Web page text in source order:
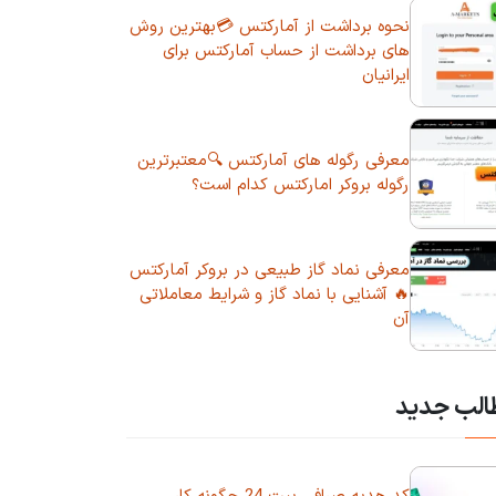
نحوه برداشت از آمارکتس 💳بهترین روش
های برداشت از حساب آمارکتس برای
ایرانیان
معرفی رگوله های آمارکتس 🔍معتبرترین
رگوله بروکر امارکتس کدام است؟
معرفی نماد گاز طبیعی در بروکر آمارکتس
🔥 آشنایی با نماد گاز و شرایط معاملاتی
آن
جدید